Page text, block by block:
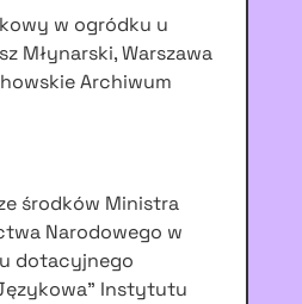
w ogródku u
Młynarski, Warszawa
Archiwum
środków Ministra
Narodowego w
dotacyjnego
Instytutu